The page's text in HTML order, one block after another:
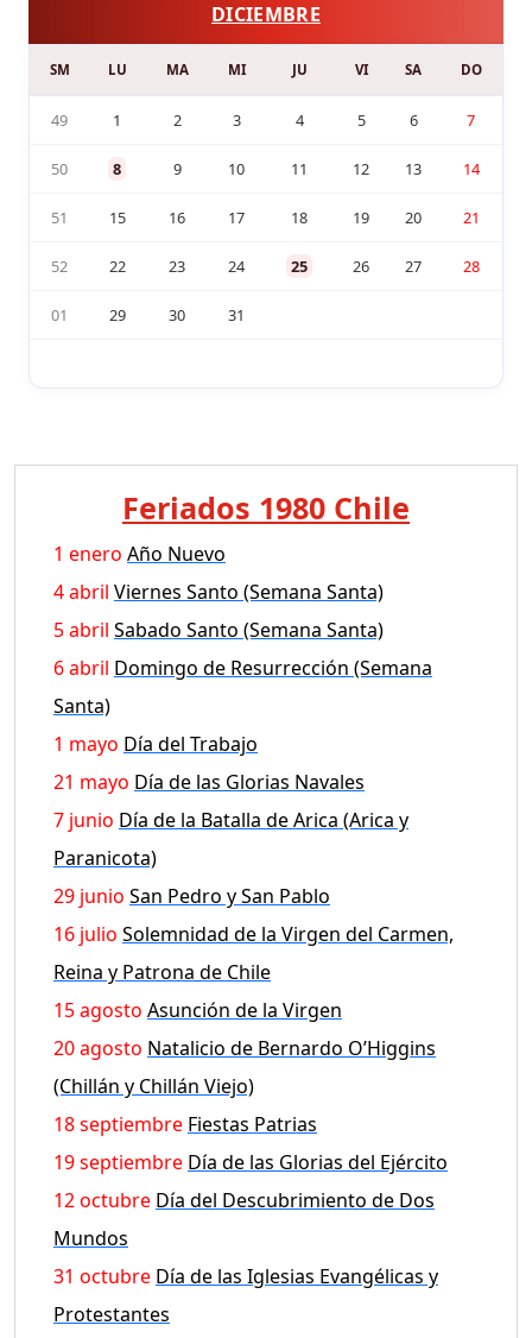
DICIEMBRE
SM LU MA MI JU VI SA DO
49 1 2 3 4 5 6 7
50 8 9 10 11 12 13 14
51 15 16 17 18 19 20 21
52 22 23 24 25 26 27 28
01 29 30 31
Feriados 1980 Chile
1 enero Año Nuevo
4 abril Viernes Santo (Semana Santa)
5 abril Sabado Santo (Semana Santa)
6 abril Domingo de Resurrección (Semana
Santa)
1 mayo Día del Trabajo
21 mayo Día de las Glorias Navales
7 junio Día de la Batalla de Arica (Arica y
Paranicota)
29 junio San Pedro y San Pablo
16 julio Solemnidad de la Virgen del Carmen,
Reina y Patrona de Chile
15 agosto Asunción de la Virgen
20 agosto Natalicio de Bernardo O’Higgins
(Chillán y Chillán Viejo)
18 septiembre Fiestas Patrias
19 septiembre Día de las Glorias del Ejército
12 octubre Día del Descubrimiento de Dos
Mundos
31 octubre Día de las Iglesias Evangélicas y
Protestantes